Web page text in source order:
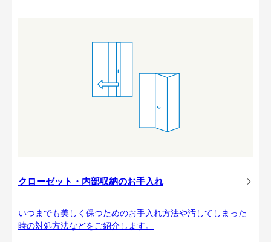
クローゼット・内部収納のお手入れ
いつまでも美しく保つためのお手入れ方法や汚してしまった
時の対処方法などをご紹介します。